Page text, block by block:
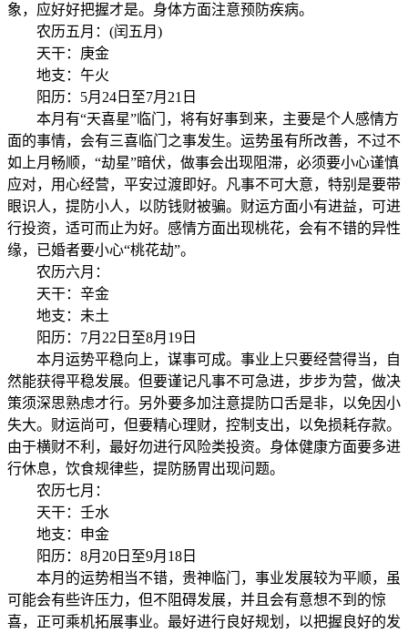
象，应好好把握才是。身体方面注意预防疾病。
农历五月：(闰五月)
天干：庚金
地支：午火
阳历：5月24日至7月21日
本月有“天喜星”临门，将有好事到来，主要是个人感情方
面的事情，会有三喜临门之事发生。运势虽有所改善，不过不
如上月畅顺，“劫星”暗伏，做事会出现阻滞，必须要小心谨慎
应对，用心经营，平安过渡即好。凡事不可大意，特别是要带
眼识人，提防小人，以防钱财被骗。财运方面小有进益，可进
行投资，适可而止为好。感情方面出现桃花，会有不错的异性
缘，已婚者要小心“桃花劫”。
农历六月：
天干：辛金
地支：未土
阳历：7月22日至8月19日
本月运势平稳向上，谋事可成。事业上只要经营得当，自
然能获得平稳发展。但要谨记凡事不可急进，步步为营，做决
策须深思熟虑才行。另外要多加注意提防口舌是非，以免因小
失大。财运尚可，但要精心理财，控制支出，以免损耗存款。
由于横财不利，最好勿进行风险类投资。身体健康方面要多进
行休息，饮食规律些，提防肠胃出现问题。
农历七月：
天干：壬水
地支：申金
阳历：8月20日至9月18日
本月的运势相当不错，贵神临门，事业发展较为平顺，虽
可能会有些许压力，但不阻碍发展，并且会有意想不到的惊
喜，正可乘机拓展事业。最好进行良好规划，以把握良好的发